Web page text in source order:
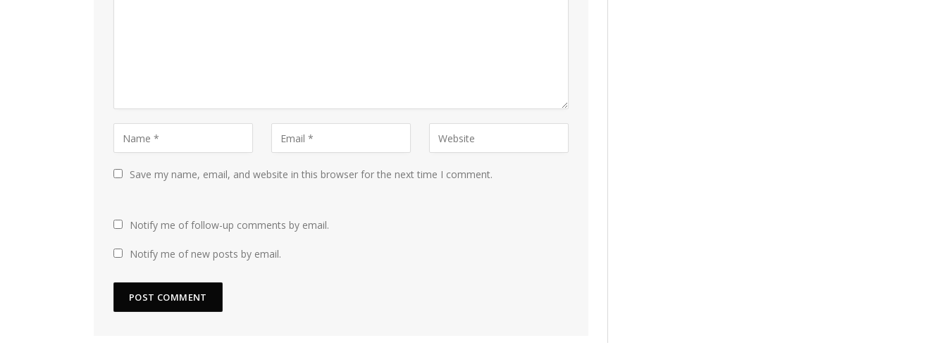
Save my name, email, and website in this browser for the next time I comment.
Notify me of follow-up comments by email.
Notify me of new posts by email.